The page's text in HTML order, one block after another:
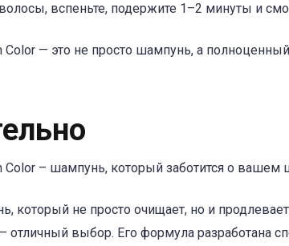
вспеньте, подержите 1–2 минуты и
Color — это не просто шампунь, а
Color – шампунь, который заботится о вашем
который не просто очищает, но и
отличный выбор. Его формула разработана